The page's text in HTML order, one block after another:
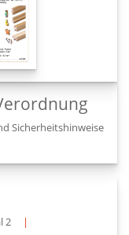
Sicherheitshinweise
2
|